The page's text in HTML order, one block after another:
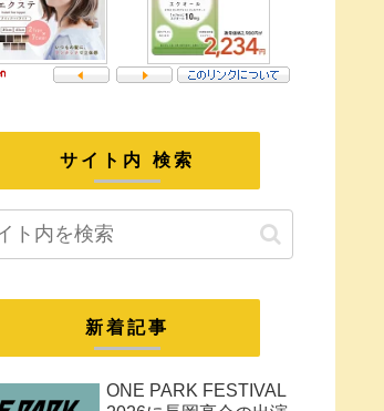
サイト内 検索
新着記事
ONE PARK FESTIVAL